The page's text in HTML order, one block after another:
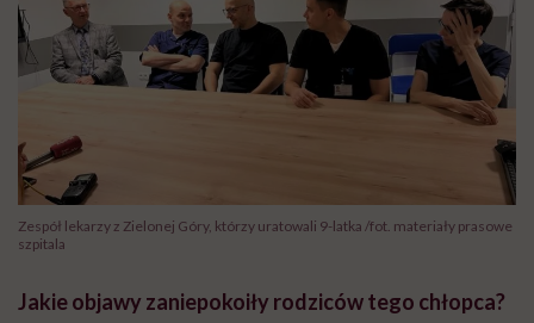
Zespół lekarzy z Zielonej Góry, którzy uratowali 9-latka /fot. materiały prasowe
szpitala
Jakie objawy zaniepokoiły rodziców tego chłopca?